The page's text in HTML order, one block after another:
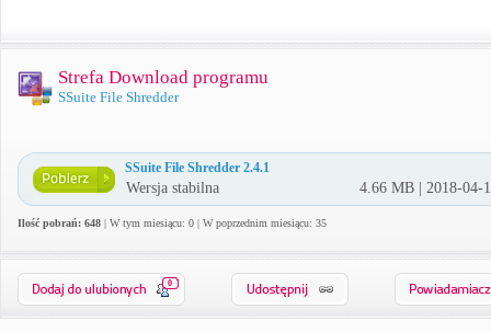
Strefa Download programu
SSuite File Shredder
SSuite File Shredder 2.4.1
Wersja stabilna 4.66 MB | 2018-04-
Ilość pobrań: 648 | W tym miesiącu: 0 | W poprzednim miesiącu: 35
0